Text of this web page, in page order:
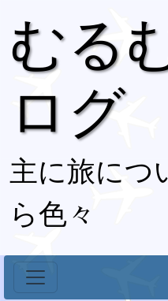
むる
ログ
主に旅につ
ら色々